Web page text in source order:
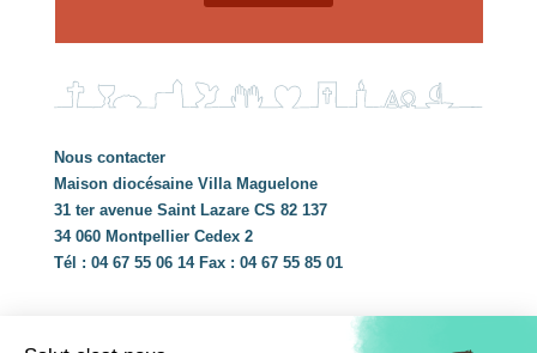
Nous contacter
Maison diocésaine Villa Maguelone
31 ter avenue Saint Lazare CS 82 137
34 060 Montpellier Cedex 2
Tél : 04 67 55 06 14 Fax : 04 67 55 85 01